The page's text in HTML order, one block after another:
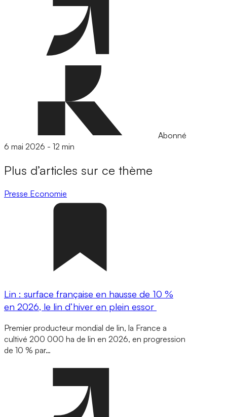
Abonné
6 mai 2026 - 12 min
Plus d’articles sur ce thème
Presse Economie
Lin : surface française en hausse de 10 %
en 2026, le lin d’hiver en plein essor
Premier producteur mondial de lin, la France a
cultivé 200 000 ha de lin en 2026, en progression
de 10 % par…